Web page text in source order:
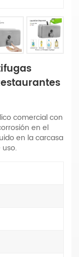
comercial con
en el
en la carcasa